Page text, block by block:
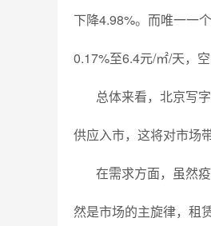
下降4.98%。而唯一一
0.17%至6.4元/㎡/天，
总体来看，北京写
供应入市，这将对市场
在需求方面，虽然
然是市场的主旋律，租